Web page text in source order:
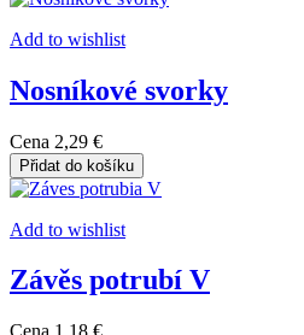
Add to wishlist
Nosníkové svorky
Cena 2,29 €
Přidat do košíku
Add to wishlist
Závěs potrubí V